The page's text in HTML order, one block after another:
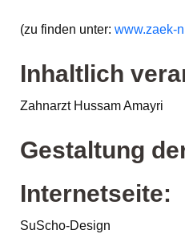
(zu finden unter: www.zaek-
Inhaltlich
Zahnarzt Hussam Amayri
Gestaltung
Internetseite:
SuScho-Design